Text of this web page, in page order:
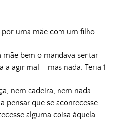
por uma mãe com um filho
mãe bem o mandava sentar –
a agir mal – mas nada. Teria 1
nem cadeira, nem nada…
pensar que se acontecesse
alguma coisa àquela